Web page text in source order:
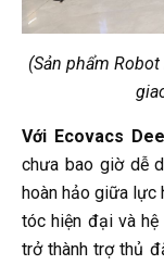
(Sản phẩm
Với Ecovacs
chưa bao giờ dễ
hoàn hảo giữa lực
tóc hiện đại và
trở thành trợ thủ